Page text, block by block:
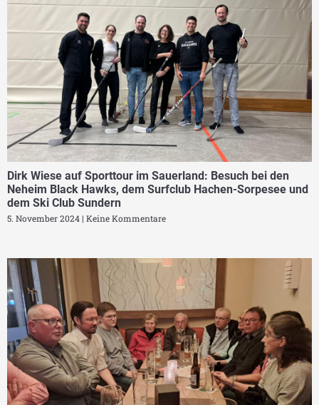
Dirk Wiese auf Sporttour im Sauerland: Besuch bei den
Neheim Black Hawks, dem Surfclub Hachen-Sorpesee und
dem Ski Club Sundern
5. November 2024 Keine Kommentare